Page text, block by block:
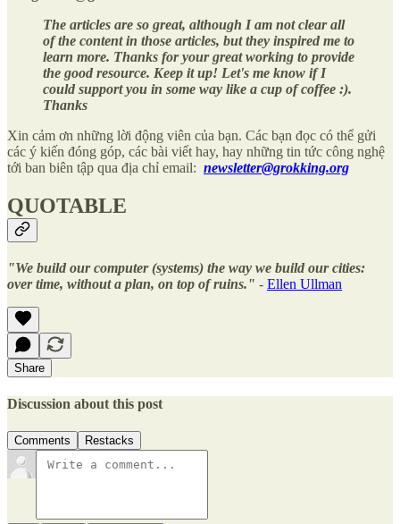
The articles are so great, although I am not clear all
of the content in those articles, but they inspired me to
learn more. Thanks for your great working to provide
the good resource. Keep it up! Let's me know if I
could support you in some way like a cup of coffee :).
Thanks
Xin cảm ơn những lời động viên của bạn. Các bạn đọc có thể gửi
các ý kiến đóng góp, các bài viết hay, hay những tin tức công nghệ
tới ban biên tập qua địa chỉ email: newsletter@grokking.org
QUOTABLE
"We build our computer (systems) the way we build our cities:
over time, without a plan, on top of ruins." - Ellen Ullman
Share
Discussion about this post
Comments Restacks